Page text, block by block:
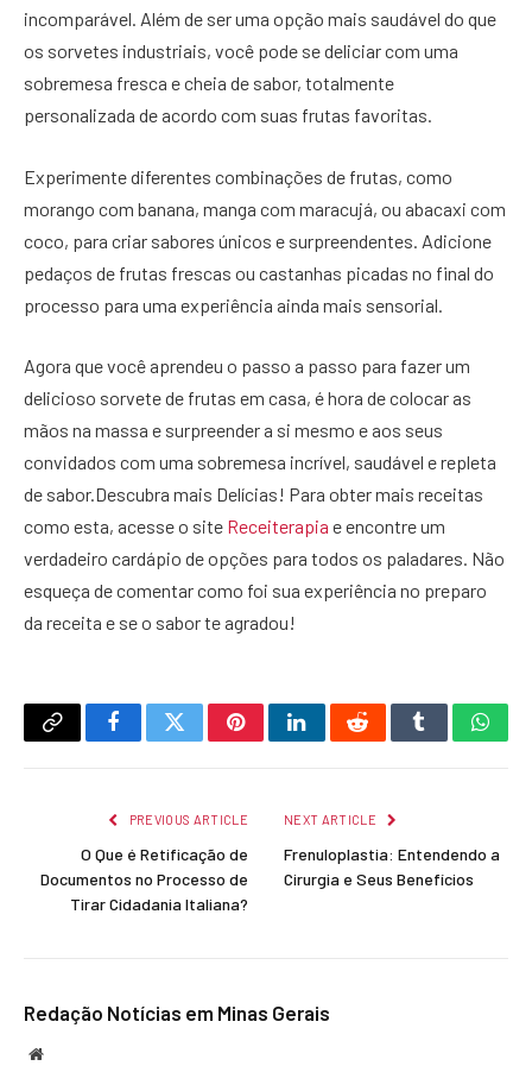
incomparável. Além de ser uma opção mais saudável do que
os sorvetes industriais, você pode se deliciar com uma
sobremesa fresca e cheia de sabor, totalmente
personalizada de acordo com suas frutas favoritas.
Experimente diferentes combinações de frutas, como
morango com banana, manga com maracujá, ou abacaxi com
coco, para criar sabores únicos e surpreendentes. Adicione
pedaços de frutas frescas ou castanhas picadas no final do
processo para uma experiência ainda mais sensorial.
Agora que você aprendeu o passo a passo para fazer um
delicioso sorvete de frutas em casa, é hora de colocar as
mãos na massa e surpreender a si mesmo e aos seus
convidados com uma sobremesa incrível, saudável e repleta
de sabor.Descubra mais Delícias! Para obter mais receitas
como esta, acesse o site Receiterapia e encontre um
verdadeiro cardápio de opções para todos os paladares. Não
esqueça de comentar como foi sua experiência no preparo
da receita e se o sabor te agradou!
Copy
FacebookTwitterPinterestLinkedInRedditTumblr
PREVIOUS ARTICLE
O Que é Retificação de
Documentos no Processo de
Tirar Cidadania Italiana?
NEXT ARTICLE
Frenuloplastia: Entendendo a
Cirurgia e Seus Benefícios
Redação Notícias em Minas Gerais
Website